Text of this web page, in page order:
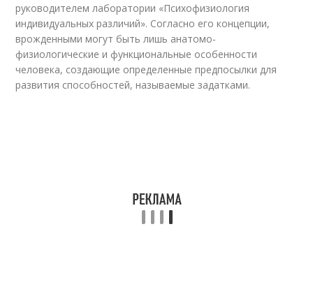
руководителем лаборатории «Психофизиология
индивидуальных различий». Согласно его концепции,
врожденными могут быть лишь анатомо-
физиологические и функциональные особенности
человека, создающие определенные предпосылки для
развития способностей, называемые задатками.